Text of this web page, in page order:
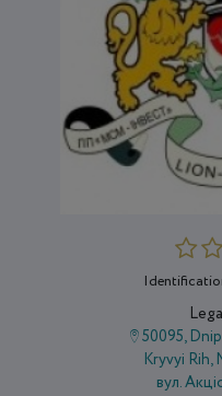
50095,
Kryvyi Rih,
вул.